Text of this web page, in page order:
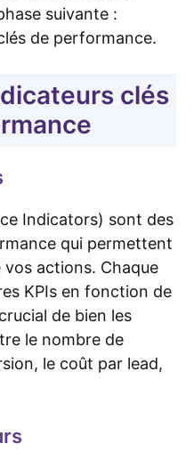
suivante :
de performance.
clés
Indicators) sont des
qui permettent
vos actions. Chaque
KPIs en fonction de
de bien les
le nombre de
le coût par lead,